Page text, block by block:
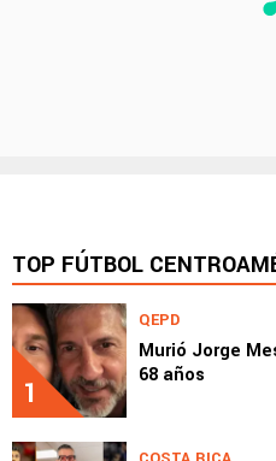
TOP FÚTBOL
1
QEPD
Murió Jorge
68 años